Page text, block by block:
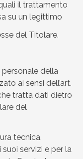
il trattamento
su un legittimo
del Titolare.
personale della
ai sensi dell’art.
tratta dati dietro
del
tecnica,
servizi e per la